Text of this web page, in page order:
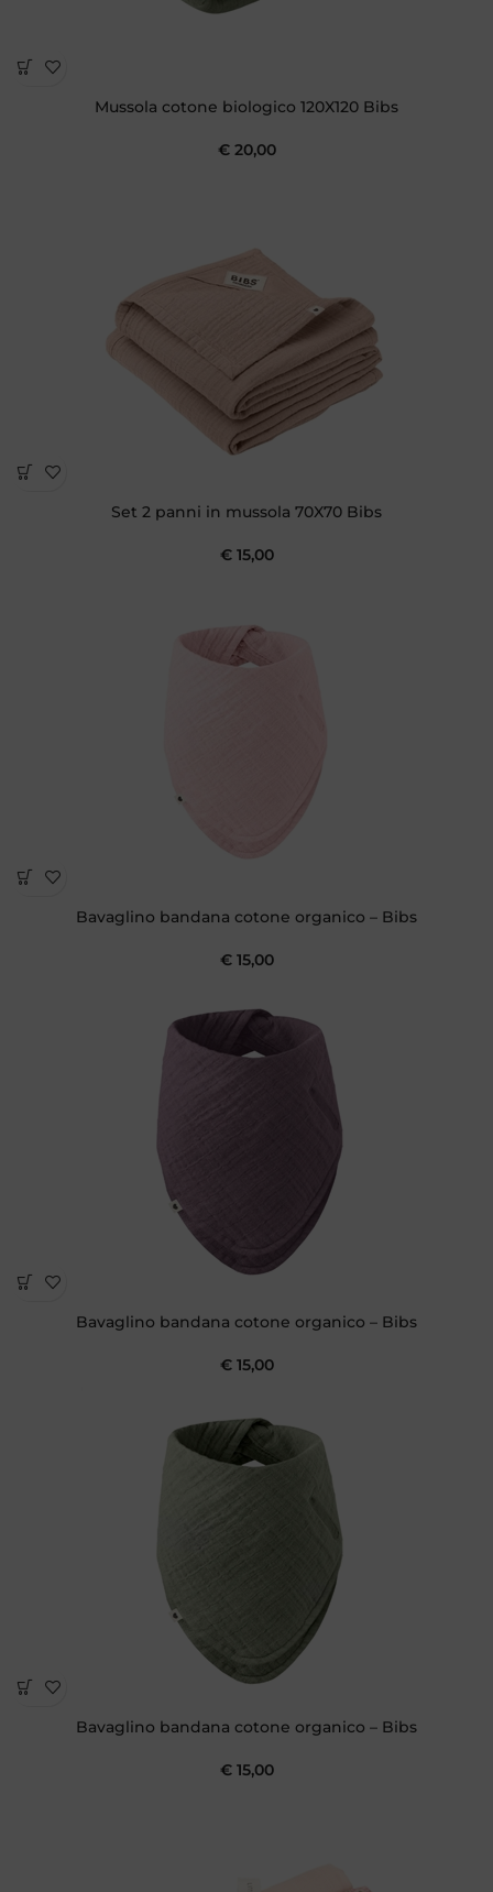
Mussola cotone biologico 120X120 Bibs
€20,00
Set 2 panni in mussola 70X70 Bibs
€15,00
Bavaglino bandana cotone organico – Bibs
€15,00
Bavaglino bandana cotone organico – Bibs
€15,00
Bavaglino bandana cotone organico – Bibs
€15,00